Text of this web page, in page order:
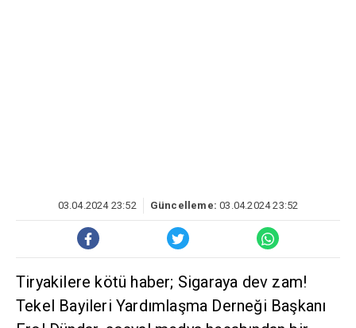
03.04.2024 23:52 Güncelleme: 03.04.2024 23:52
Tiryakilere kötü haber; Sigaraya dev zam!
Tekel Bayileri Yardımlaşma Derneği Başkanı